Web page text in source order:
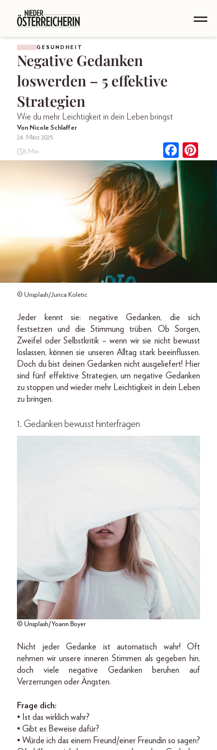
GESUNDHEIT
Negative Gedanken
loswerden – 5 effektive
Strategien
Wie du mehr Leichtigkeit in dein Leben bringst
Von Nicole Schlaffer
24. März 2025
3 Min.
© Unsplash/Jurica Koletic
Jeder kennt sie: negative Gedanken, die sich
festsetzen und die Stimmung trüben. Ob Sorgen,
Zweifel oder Selbstkritik – wenn wir sie nicht bewusst
loslassen, können sie unseren Alltag stark beeinflussen.
Doch du bist deinen Gedanken nicht ausgeliefert! Hier
sind fünf effektive Strategien, um negative Gedanken
zu stoppen und wieder mehr Leichtigkeit in dein Leben
zu bringen.
1. Gedanken bewusst hinterfragen
© Unsplash/Yoann Boyer
Nicht jeder Gedanke ist automatisch wahr! Oft
nehmen wir unsere inneren Stimmen als gegeben hin,
doch viele negative Gedanken beruhen auf
Verzerrungen oder Ängsten.
Frage dich:
• Ist das wirklich wahr?
• Gibt es Beweise dafür?
• Würde ich das einem Freund/einer Freundin so sagen?